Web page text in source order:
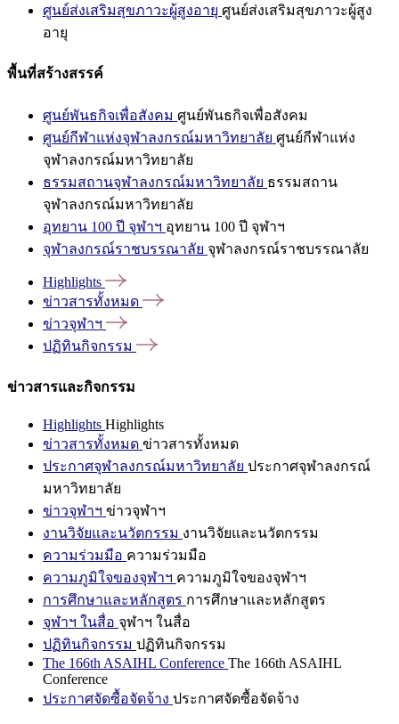
ศูนย์ส่งเสริมสุขภาวะผู้สูงอายุ ศูนย์ส่งเสริมสุขภาวะผู้สูง
อายุ
พื้นที่สร้างสรรค์
ศูนย์พันธกิจเพื่อสังคม ศูนย์พันธกิจเพื่อสังคม
ศูนย์กีฬาแห่งจุฬาลงกรณ์มหาวิทยาลัย ศูนย์กีฬาแห่ง
จุฬาลงกรณ์มหาวิทยาลัย
ธรรมสถานจุฬาลงกรณ์มหาวิทยาลัย ธรรมสถาน
จุฬาลงกรณ์มหาวิทยาลัย
อุทยาน 100 ปี จุฬาฯ อุทยาน 100 ปี จุฬาฯ
จุฬาลงกรณ์ราชบรรณาลัย จุฬาลงกรณ์ราชบรรณาลัย
Highlights
ข่าวสารทั้งหมด
ข่าวจุฬาฯ
ปฏิทินกิจกรรม
ข่าวสารและกิจกรรม
Highlights Highlights
ข่าวสารทั้งหมด ข่าวสารทั้งหมด
ประกาศจุฬาลงกรณ์มหาวิทยาลัย ประกาศจุฬาลงกรณ์
มหาวิทยาลัย
ข่าวจุฬาฯ ข่าวจุฬาฯ
งานวิจัยและนวัตกรรม งานวิจัยและนวัตกรรม
ความร่วมมือ ความร่วมมือ
ความภูมิใจของจุฬาฯ ความภูมิใจของจุฬาฯ
การศึกษาและหลักสูตร การศึกษาและหลักสูตร
จุฬาฯ ในสื่อ จุฬาฯ ในสื่อ
ปฏิทินกิจกรรม ปฏิทินกิจกรรม
The 166th ASAIHL Conference The 166th ASAIHL
Conference
ประกาศจัดซื้อจัดจ้าง ประกาศจัดซื้อจัดจ้าง